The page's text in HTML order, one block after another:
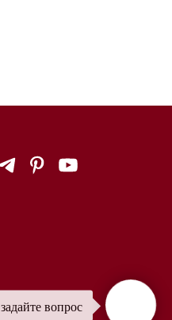
задайте вопрос